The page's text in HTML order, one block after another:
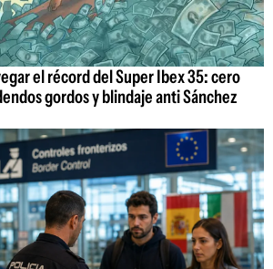
el récord del Super Ibex 35: cero
gordos y blindaje anti Sánchez